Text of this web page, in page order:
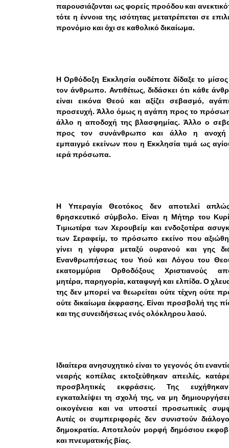
παρουσιάζονται ως φορείς προόδου και
τότε η έννοια της ισότητας μετατρέπεται σε
προνόμιο και όχι σε καθολικό δικαίωμα.
Η Ορθόδοξη Εκκλησία ουδέποτε δίδαξε το
τον άνθρωπο. Αντιθέτως, διδάσκει ότι κάθε
είναι εικόνα Θεού και αξίζει σεβασμό,
προσευχή. Άλλο όμως η αγάπη προς το
άλλο η αποδοχή της βλασφημίας. Άλλο ο
προς τον συνάνθρωπο και άλλο η ανοχή
εμπαιγμό εκείνων που η Εκκλησία τιμά ως
ιερά πρόσωπα.
Η Υπεραγία Θεοτόκος δεν αποτελεί
θρησκευτικό σύμβολο. Είναι η Μήτηρ του
Τιμιωτέρα των Χερουβείμ και ενδοξοτέρα
των Σεραφείμ, το πρόσωπο εκείνο που
γίνει η γέφυρα μεταξύ ουρανού και γης
Ενανθρωπήσεως του Υιού και Λόγου του
εκατομμύρια Ορθοδόξους Χριστιανούς
μητέρα, παρηγορία, καταφυγή και ελπίδα. Ο
της δεν μπορεί να θεωρείται ούτε τέχνη ούτε
ούτε δικαίωμα έκφρασης. Είναι προσβολή της
και της συνειδήσεως ενός ολόκληρου λαού.
Ιδιαίτερα ανησυχητικό είναι το γεγονός ότι
νεαρής κοπέλας εκτοξεύθηκαν απειλές,
προσβλητικές εκφράσεις. Της
εγκαταλείψει τη σχολή της, να μη
οικογένεια και να υποστεί προσωπικές
Αυτές οι συμπεριφορές δεν συνιστούν
δημοκρατία. Αποτελούν μορφή δημόσιου
και πνευματικής βίας.